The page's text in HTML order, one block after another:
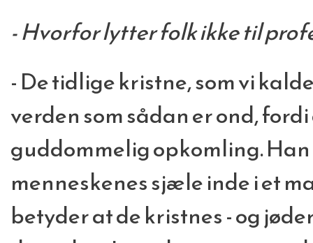
- Hvorfor lytter folk ikke til
- De tidlige kristne, som vi
verden som sådan er ond,
guddommelig opkomling.
menneskenes sjæle inde i et
betyder at de kristnes - og